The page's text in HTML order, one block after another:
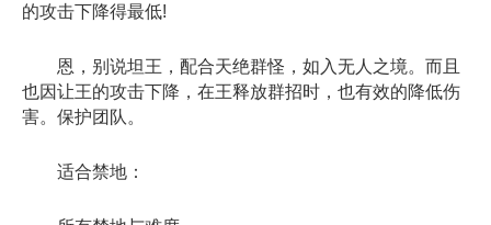
的攻击下降得最低!
恩，别说坦王，配合天绝群怪，如入无人之境。而且
也因让王的攻击下降，在王释放群招时，也有效的降低伤
害。保护团队。
适合禁地：